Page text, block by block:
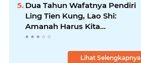
Dua Tahun Wafatnya Pendiri
Ling Tien Kung, Lao Shi:
Amanah Harus Kita
Laksanakan!
Lihat Selengkapnya